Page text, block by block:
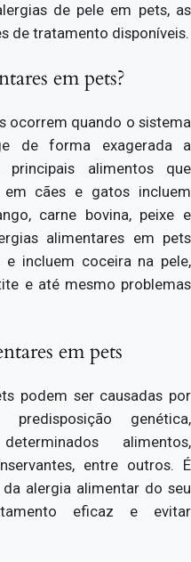
de pele em pets, as
de tratamento disponíveis.
em pets?
ocorrem quando o sistema
de forma exagerada a
principais alimentos que
em cães e gatos incluem
carne bovina, peixe e
alimentares em pets
incluem coceira na pele,
e até mesmo problemas
em pets
podem ser causadas por
genética,
alimentos,
entre outros. É
alergia alimentar do seu
eficaz e evitar